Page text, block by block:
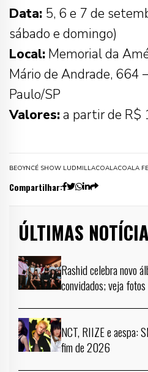
Data: 5, 6 e 7 de
sábado e domingo)
Local: Memorial da
Mário de Andrade, 664
Paulo/SP
Valores:a partir de R$
BEOYNCÉ SHOW LUDMILLACOALACOALA
Compartilhar:
ÚLTIMAS
Rashid celebra novo
convidados; veja fotos
NCT, RIIZE e aespa:
fim de 2026